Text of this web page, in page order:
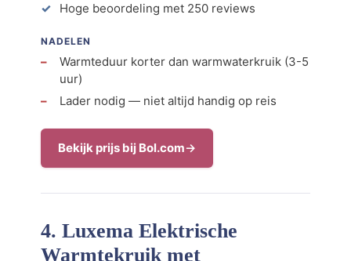
Hoge beoordeling met 250 reviews
NADELEN
Warmteduur korter dan warmwaterkruik (3-5
uur)
Lader nodig — niet altijd handig op reis
Bekijk prijs bij Bol.com
4. Luxema Elektrische
Warmtekruik met